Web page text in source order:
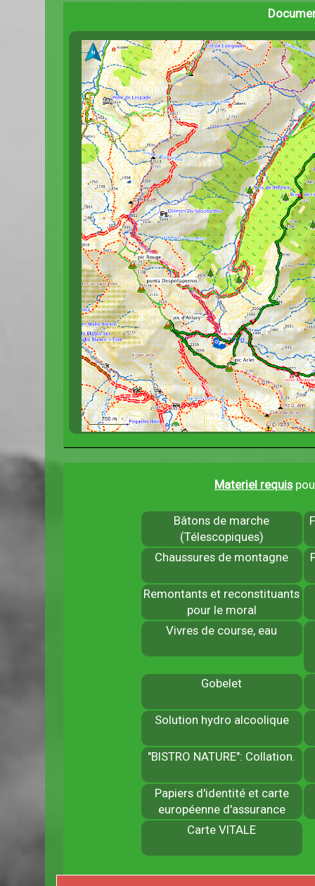
Materiel requis
Bâtons de marche
(Télescopiques)
Chaussures de montagne
Remontants et reconstituants
pour le moral
Vivres de course, eau
Gobelet
Solution hydro alcoolique
"BISTRO NATURE": Collation.
Papiers d'identité et carte
européenne d'assurance
Carte VITALE